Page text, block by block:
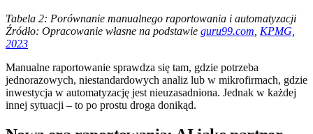
Tabela 2: Porównanie manualnego raportowania i automatyzacji
Źródło: Opracowanie własne na podstawie guru99.com KPMG,
2023
Manualne raportowanie sprawdza się tam, gdzie potrzeba
jednorazowych, niestandardowych analiz lub w mikrofirmach, gdzie
inwestycja w automatyzację jest nieuzasadniona. Jednak w każdej
innej sytuacji – to po prostu droga donikąd.